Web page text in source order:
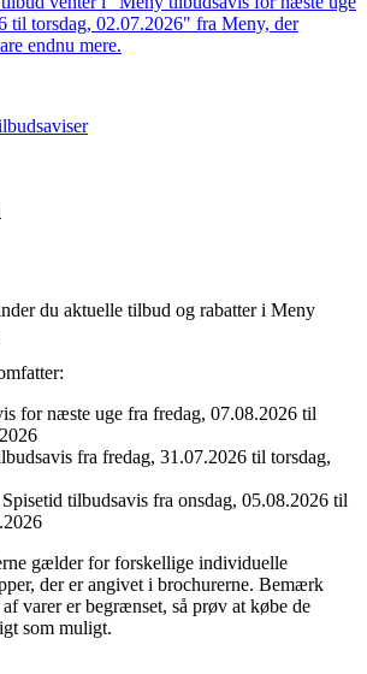
til torsdag, 02.07.2026" fra Meny, der
endnu mere.
du aktuelle tilbud og rabatter i Meny
for næste uge fra fredag, 07.08.2026 til
fra fredag, 31.07.2026 til torsdag,
tilbudsavis fra onsdag, 05.08.2026 til
gælder for forskellige individuelle
der er angivet i brochurerne. Bemærk
varer er begrænset, så prøv at købe de
som muligt.